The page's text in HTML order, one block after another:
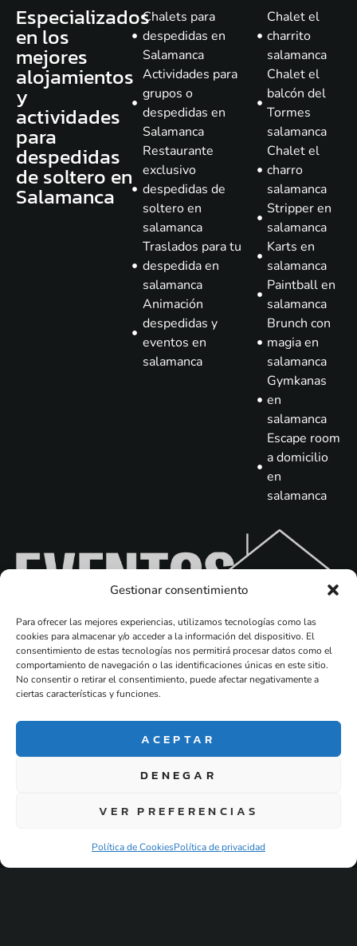
Gestionar consentimiento
Para ofrecer las mejores experiencias, utilizamos tecnologías como las
cookies para almacenar y/o acceder a la información del dispositivo. El
consentimiento de estas tecnologías nos permitirá procesar datos como el
comportamiento de navegación o las identificaciones únicas en este sitio.
No consentir o retirar el consentimiento, puede afectar negativamente a
ciertas características y funciones.
ACEPTAR
DENEGAR
VER PREFERENCIAS
Política de CookiesPolítica de privacidad
Especializados
en los
mejores
alojamientos
y
actividades
para
despedidas
de soltero en
Salamanca
Chalets para
despedidas en
Salamanca
Actividades para
grupos o
despedidas en
Salamanca
Restaurante
exclusivo
despedidas de
soltero en
salamanca
Traslados para tu
despedida en
salamanca
Animación
despedidas y
eventos en
salamanca
Chalet el
charrito
salamanca
Chalet el
balcón del
Tormes
salamanca
Chalet el
charro
salamanca
Stripper en
salamanca
Karts en
salamanca
Paintball en
salamanca
Brunch con
magia en
salamanca
Gymkanas
en
salamanca
Escape room
a domicilio
en
salamanca
Blog
despedidas de
Salamanca .
Alojamiento ,